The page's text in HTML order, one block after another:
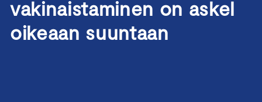
vakinaistaminen on askel
oikeaan suuntaan